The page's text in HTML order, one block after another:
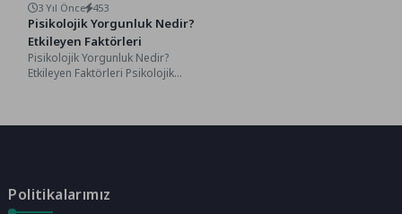
3 Yıl Önce 453
Pisikolojik Yorgunluk Nedir?
Etkileyen Faktörleri
Pisikolojik Yorgunluk Nedir?
Etkileyen Faktörleri Psikolojik
Politikalarımız